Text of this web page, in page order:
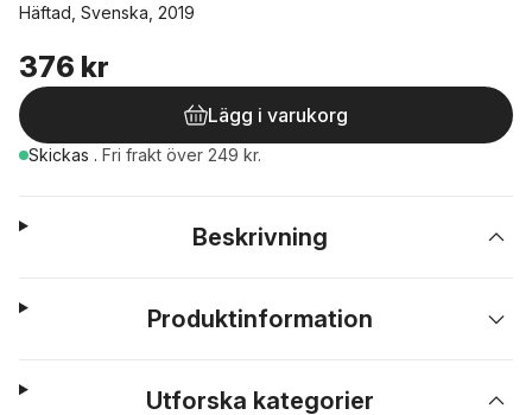
Häftad, Svenska, 2019
376 kr
Lägg i varukorg
Skickas . Fri frakt över 249 kr.
Beskrivning
Produktinformation
Utforska kategorier